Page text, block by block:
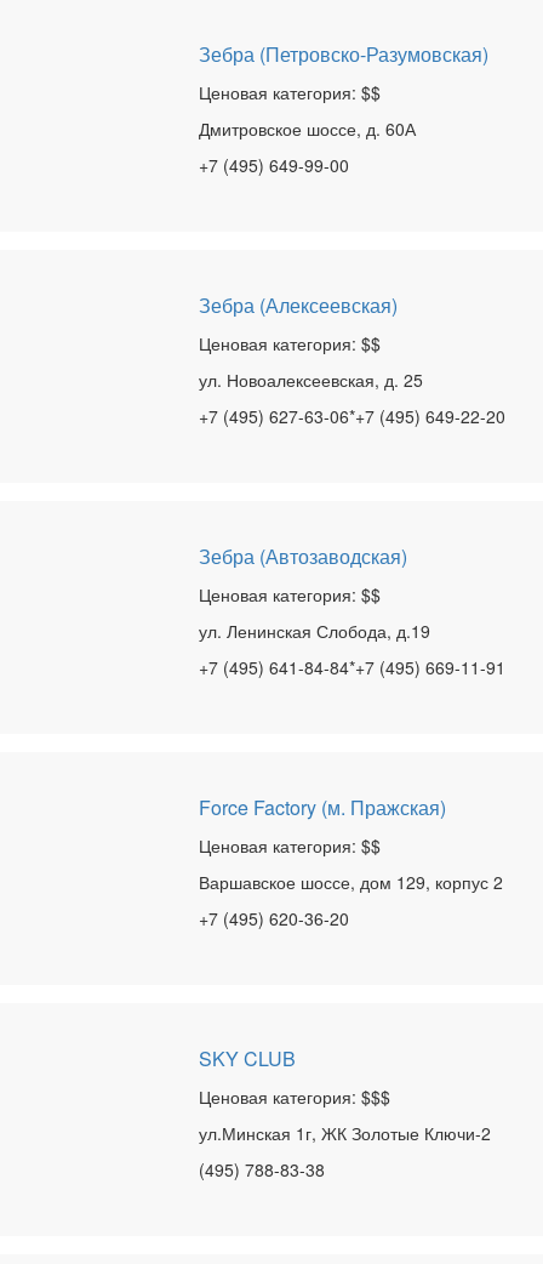
Зебра (Петровско-Разумовская)
Ценовая категория: $$
Дмитровское шоссе, д. 60А
+7 (495) 649-99-00
Зебра (Алексеевская)
Ценовая категория: $$
ул. Новоалексеевская, д. 25
+7 (495) 627-63-06*+7 (495) 649-22-20
Зебра (Автозаводская)
Ценовая категория: $$
ул. Ленинская Слобода, д.19
+7 (495) 641-84-84*+7 (495) 669-11-91
Force Factory (м. Пражская)
Ценовая категория: $$
Варшавское шоссе, дом 129, корпус 2
+7 (495) 620-36-20
SKY CLUB
Ценовая категория: $$$
ул.Минская 1г, ЖК Золотые Ключи-2
(495) 788-83-38